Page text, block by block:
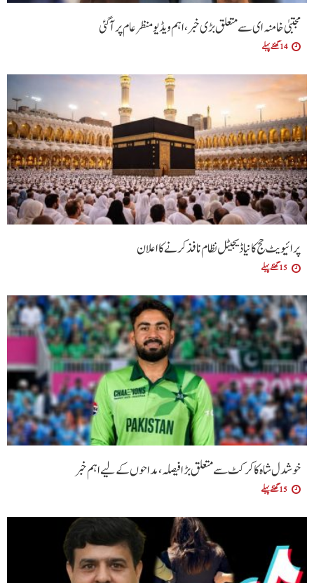
مجتبیٰ خامنہ ای سے متعلق بڑی خبر، اہم ویڈیو منظرعام پر آگئی
14 گھنٹے پہلے
پرائیویٹ حج کا نیا ڈیجیٹل نظام نافذ کرنے کا اعلان
15 گھنٹے پہلے
خوشدل شاہ کا کرکٹ سے متعلق بڑا فیصلہ، مداحوں کے لیے اہم خبر
15 گھنٹے پہلے